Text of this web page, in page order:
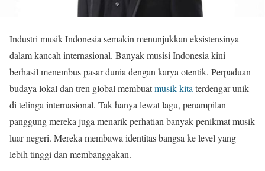
Industri musik Indonesia semakin menunjukkan eksistensinya
dalam kancah internasional. Banyak musisi Indonesia kini
berhasil menembus pasar dunia dengan karya otentik. Perpaduan
budaya lokal dan tren global membuatmusik kita terdengar unik
di telinga internasional. Tak hanya lewat lagu, penampilan
panggung mereka juga menarik perhatian banyak penikmat musik
luar negeri. Mereka membawa identitas bangsa ke level yang
lebih tinggi dan membanggakan.